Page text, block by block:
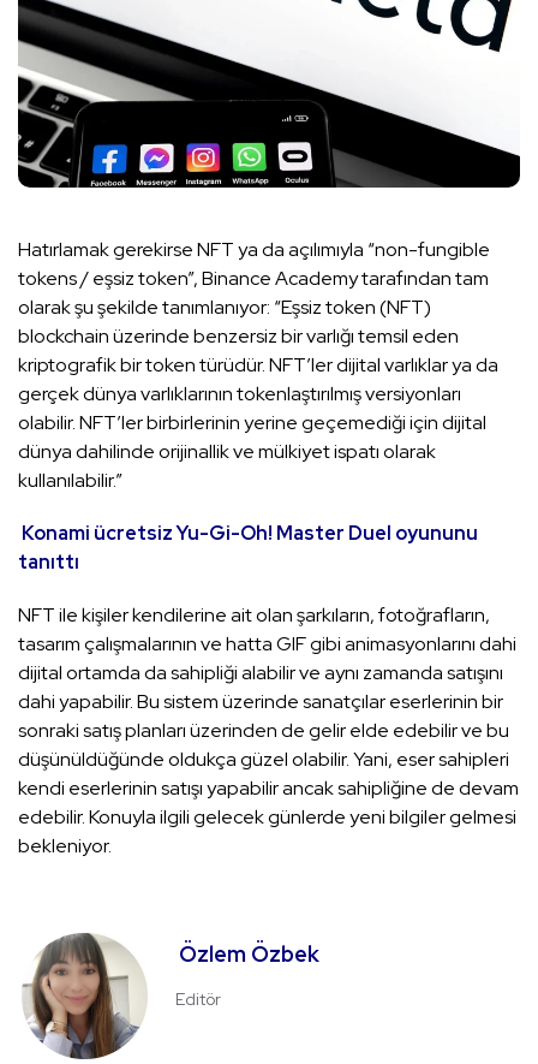
Hatırlamak gerekirse NFT ya da açılımıyla “non-fungible
tokens / eşsiz token”, Binance Academy tarafından tam
olarak şu şekilde tanımlanıyor: “Eşsiz token (NFT)
blockchain üzerinde benzersiz bir varlığı temsil eden
kriptografik bir token türüdür. NFT’ler dijital varlıklar ya da
gerçek dünya varlıklarının tokenlaştırılmış versiyonları
olabilir. NFT’ler birbirlerinin yerine geçemediği için dijital
dünya dahilinde orijinallik ve mülkiyet ispatı olarak
kullanılabilir.”
Konami ücretsiz Yu-Gi-Oh! Master Duel oyununu
tanıttı
NFT ile kişiler kendilerine ait olan şarkıların, fotoğrafların,
tasarım çalışmalarının ve hatta GIF gibi animasyonlarını dahi
dijital ortamda da sahipliği alabilir ve aynı zamanda satışını
dahi yapabilir. Bu sistem üzerinde sanatçılar eserlerinin bir
sonraki satış planları üzerinden de gelir elde edebilir ve bu
düşünüldüğünde oldukça güzel olabilir. Yani, eser sahipleri
kendi eserlerinin satışı yapabilir ancak sahipliğine de devam
edebilir. Konuyla ilgili gelecek günlerde yeni bilgiler gelmesi
bekleniyor.
Özlem Özbek
Editör